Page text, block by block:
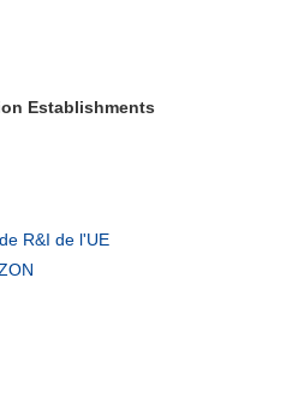
Establishments
R&I de l'UE